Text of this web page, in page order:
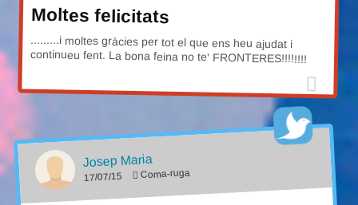
Moltes felicitats
.........i moltes gràcies per tot el que ens heu ajudat i
continueu fent. La bona feina no te' FRONTERES!!!!!!!!
Josep Maria
17/07/15 Coma-ruga